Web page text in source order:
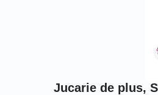
Jucarie de plus,